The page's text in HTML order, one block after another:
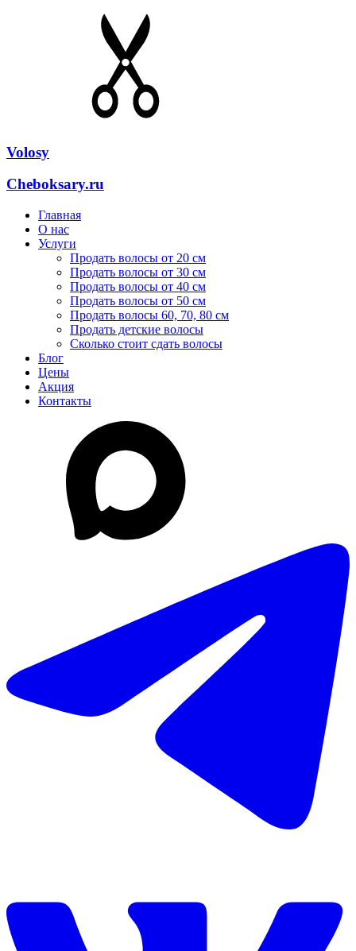
Volosy
Cheboksary.ru
Главная
О нас
Услуги
Продать волосы от 20 см
Продать волосы от 30 см
Продать волосы от 40 см
Продать волосы от 50 см
Продать волосы 60, 70, 80 см
Продать детские волосы
Сколько стоит сдать волосы
Блог
Цены
Акция
Контакты